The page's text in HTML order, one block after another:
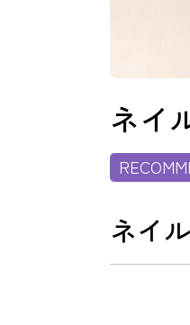
取り
ネイ
ネイ
ネイ